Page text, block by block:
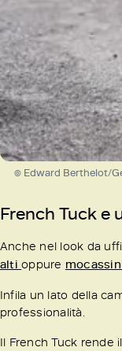
© Edward Berthelot/
French Tuck e
Anche nel look da
altioppure
Infila un lato della
professionalità.
Il French Tuck